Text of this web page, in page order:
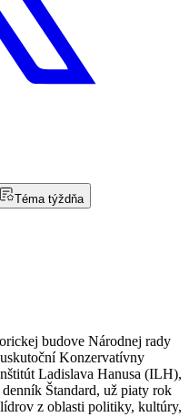
Téma týždňa
budove Národnej rady
Konzervatívny
Ladislava Hanusa (ILH),
Štandard, už piaty rok
z oblasti politiky, kultúry,